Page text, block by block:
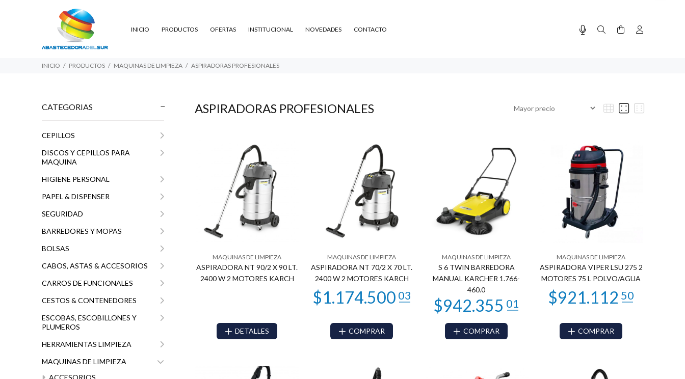
INICIO PRODUCTOS OFERTAS INSTITUCIONAL NOVEDADES CONTACTO
INICIO PRODUCTOS MAQUINAS DE LIMPIEZA ASPIRADORAS PROFESIONALES
CATEGORIAS
CEPILLOS
DISCOS Y CEPILLOS PARA
MAQUINA
HIGIENE PERSONAL
PAPEL & DISPENSER
SEGURIDAD
BARREDORES Y MOPAS
BOLSAS
CABOS, ASTAS & ACCESORIOS
CARROS DE FUNCIONALES
CESTOS & CONTENEDORES
ESCOBAS, ESCOBILLONES Y
PLUMEROS
HERRAMIENTAS LIMPIEZA
MAQUINAS DE LIMPIEZA
ACCESORIOS
ASPIRADORAS PROFESIONALES
MAQUINAS DE LIMPIEZA
ASPIRADORA NT 90/2 X 90 LT.
2400 W 2 MOTORES KARCH
DETALLES
MAQUINAS DE LIMPIEZA
ASPIRADORA NT 70/2 X 70 LT.
2400 W 2 MOTORES KARCH
$1.174.500
COMPRAR
MAQUINAS DE LIMPIEZA
S 6 TWIN BARREDORA
MANUAL KARCHER 1.766-
460.0
$942.355 01
COMPRAR
MAQUINAS DE LIMPIEZA
ASPIRADORA VIPER LSU 275 2
MOTORES 75 L POLVO/AGUA
COMPRAR
$726.120 $524.17200
$347.999 99